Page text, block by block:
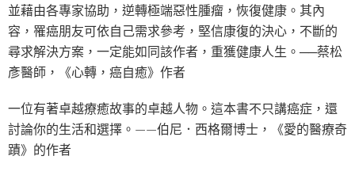
並藉由各專家協助，逆轉極端惡性腫瘤，恢復健康。其內
容，罹癌朋友可依自己需求參考，堅信康復的決心，不斷的
尋求解決方案，一定能如同該作者，重獲健康人生。──蔡松
彥醫師，《心轉，癌自癒》作者
一位有著卓越療癒故事的卓越人物。這本書不只講癌症，還
討論你的生活和選擇。——伯尼．西格爾博士，《愛的醫療奇
蹟》的作者